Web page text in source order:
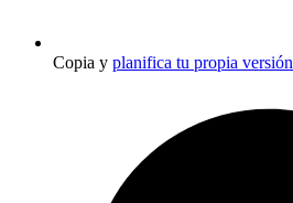
Copia y planifica tu propia versión